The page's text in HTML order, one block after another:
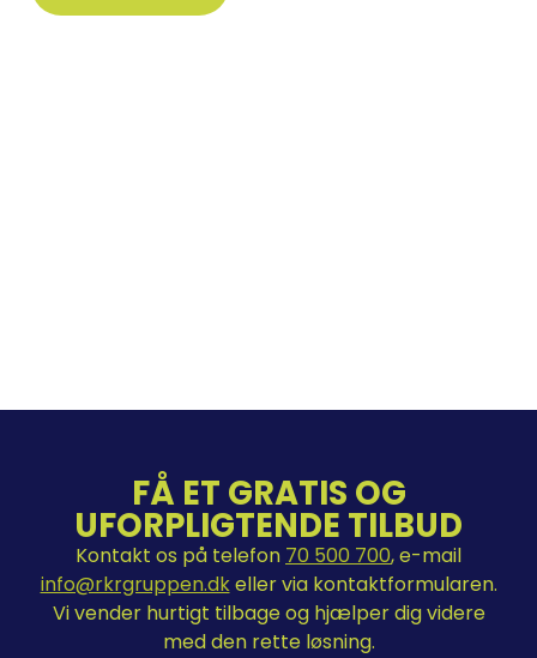
FÅ ET GRATIS OG
UFORPLIGTENDE TILBUD
Kontakt os på telefon 70 500 700, e-mail
info@rkrgruppen.dkeller via kontaktformularen.
Vi vender hurtigt tilbage og hjælper dig videre
med den rette løsning.